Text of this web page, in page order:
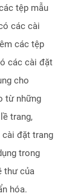
tệp mẫu
các cài
các tệp
các cài đặt
cho
từ những
trang,
cài đặt trang
trong
thư của
hóa.